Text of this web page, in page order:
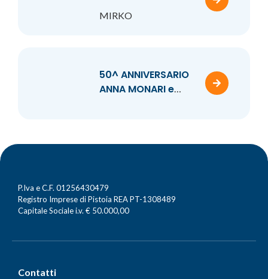
MIRKO
50^ ANNIVERSARIO
ANNA MONARI e
P.Iva e C.F. 01256430479
Registro Imprese di Pistoia REA PT-1308489
Capitale Sociale i.v. € 50.000,00
Contatti